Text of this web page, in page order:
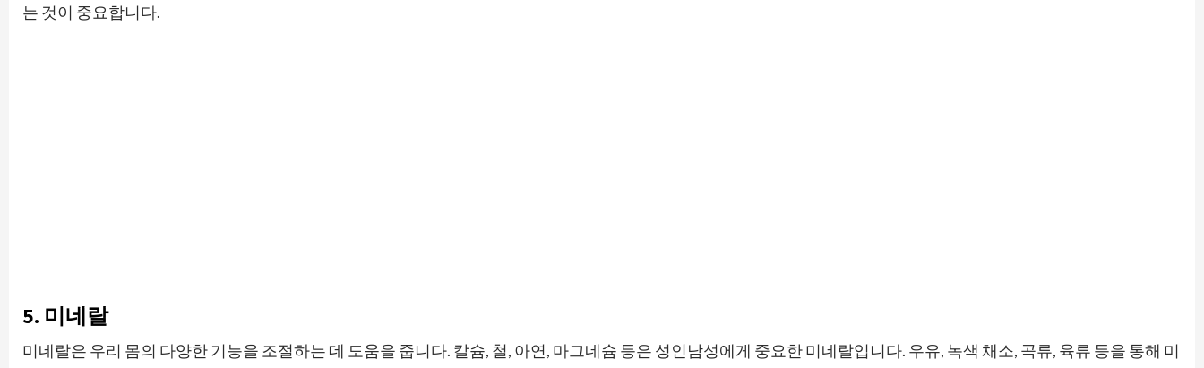
는 것이 중요합니다.
5. 미네랄
미네랄은 우리 몸의 다양한 기능을 조절하는 데 도움을 줍니다. 칼슘, 철, 아연, 마그네슘 등은 성인남성에게 중요한 미네랄입니다. 우유, 녹색 채소, 곡류, 육류 등을 통해 미